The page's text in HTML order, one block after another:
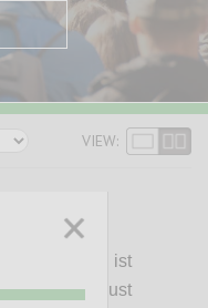
VIEW:
ist
der Just